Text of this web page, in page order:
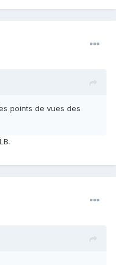
points de vues des